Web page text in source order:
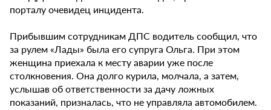
порталу очевидец инцидента.
Прибывшим сотрудникам ДПС водитель сообщил, что
за рулем «Лады» была его супруга Ольга. При этом
женщина приехала к месту аварии уже после
столкновения. Она долго курила, молчала, а затем,
услышав об ответственности за дачу ложных
показаний, призналась, что не управляла автомобилем.